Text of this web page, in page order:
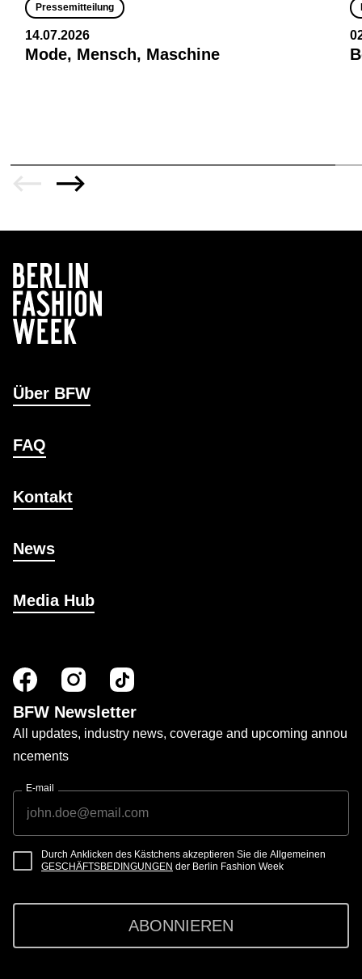
Pressemitteilung
14.07.2026
Mode, Mensch, Maschine
Über BFW
FAQ
Kontakt
News
Media Hub
BFW Newsletter
All updates, industry news, coverage and upcoming annou
ncements
E-mail
Durch Anklicken des Kästchens akzeptieren Sie die Allgemeinen
GESCHÄFTSBEDINGUNGEN der Berlin Fashion Week
ABONNIEREN